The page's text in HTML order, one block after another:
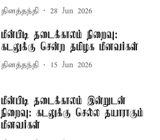
தினத்தந்தி 28 Jun 2026
மீன்பிடி தடைக்காலம் நிறைவு:
கடலுக்கு சென்ற தமிழக மீனவர்கள்
தினத்தந்தி 15 Jun 2026
மீன்பிடி தடைக்காலம் இன்றுடன்
நிறைவு: கடலுக்கு செல்ல தயாராகும்
மீனவர்கள்